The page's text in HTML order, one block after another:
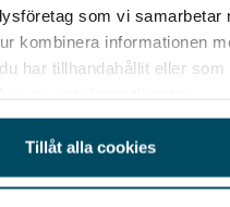
som vi samarbetar
kombinera informationen
har tillhandahållit eller som
Tillåt alla cookies
på vägarna i